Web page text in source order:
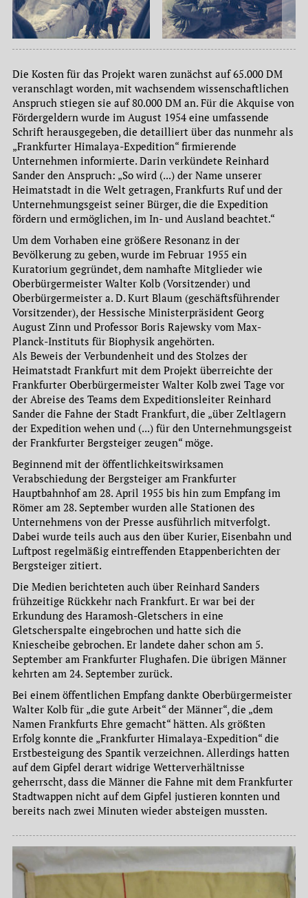
Die Kosten für das Projekt waren zunächst auf 65.000 DM
veranschlagt worden, mit wachsendem wissenschaftlichen
Anspruch stiegen sie auf 80.000 DM an. Für die Akquise von
Fördergeldern wurde im August 1954 eine umfassende
Schrift herausgegeben, die detailliert über das nunmehr als
„Frankfurter Himalaya-Expedition“ firmierende
Unternehmen informierte. Darin verkündete Reinhard
Sander den Anspruch: „So wird (...) der Name unserer
Heimatstadt in die Welt getragen, Frankfurts Ruf und der
Unternehmungsgeist seiner Bürger, die die Expedition
fördern und ermöglichen, im In- und Ausland beachtet.“
Um dem Vorhaben eine größere Resonanz in der
Bevölkerung zu geben, wurde im Februar 1955 ein
Kuratorium gegründet, dem namhafte Mitglieder wie
Oberbürgermeister Walter Kolb (Vorsitzender) und
Oberbürgermeister a. D. Kurt Blaum (geschäftsführender
Vorsitzender), der Hessische Ministerpräsident Georg
August Zinn und Professor Boris Rajewsky vom Max-
Planck-Instituts für Biophysik angehörten.
Als Beweis der Verbundenheit und des Stolzes der
Heimatstadt Frankfurt mit dem Projekt überreichte der
Frankfurter Oberbürgermeister Walter Kolb zwei Tage vor
der Abreise des Teams dem Expeditionsleiter Reinhard
Sander die Fahne der Stadt Frankfurt, die „über Zeltlagern
der Expedition wehen und (...) für den Unternehmungsgeist
der Frankfurter Bergsteiger zeugen“ möge.
Beginnend mit der öffentlichkeitswirksamen
Verabschiedung der Bergsteiger am Frankfurter
Hauptbahnhof am 28. April 1955 bis hin zum Empfang im
Römer am 28. September wurden alle Stationen des
Unternehmens von der Presse ausführlich mitverfolgt.
Dabei wurde teils auch aus den über Kurier, Eisenbahn und
Luftpost regelmäßig eintreffenden Etappenberichten der
Bergsteiger zitiert.
Die Medien berichteten auch über Reinhard Sanders
frühzeitige Rückkehr nach Frankfurt. Er war bei der
Erkundung des Haramosh-Gletschers in eine
Gletscherspalte eingebrochen und hatte sich die
Kniescheibe gebrochen. Er landete daher schon am 5.
September am Frankfurter Flughafen. Die übrigen Männer
kehrten am 24. September zurück.
Bei einem öffentlichen Empfang dankte Oberbürgermeister
Walter Kolb für „die gute Arbeit“ der Männer“, die „dem
Namen Frankfurts Ehre gemacht“ hätten. Als größten
Erfolg konnte die „Frankfurter Himalaya-Expedition“ die
Erstbesteigung des Spantik verzeichnen. Allerdings hatten
auf dem Gipfel derart widrige Wetterverhältnisse
geherrscht, dass die Männer die Fahne mit dem Frankfurter
Stadtwappen nicht auf dem Gipfel justieren konnten und
bereits nach zwei Minuten wieder absteigen mussten.